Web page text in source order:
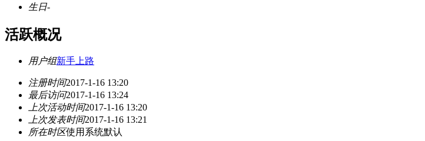
生日-
活跃概况
用户组新手上路
注册时间2017-1-16 13:20
最后访问2017-1-16 13:24
上次活动时间2017-1-16 13:20
上次发表时间2017-1-16 13:21
所在时区使用系统默认